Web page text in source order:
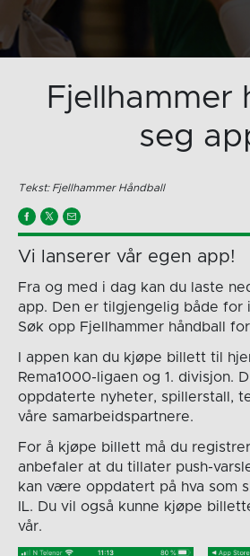
Fjellhammer
seg
Tekst: Fjellhammer Håndball
Vi lanserer vår egen app!
Fra og med i dag kan du laste
app. Den er tilgjengelig både for
Søk opp Fjellhammer håndball
I appen kan du kjøpe billett til
Rema1000-ligaen og 1. divisjon.
oppdaterte nyheter, spillerstall,
våre samarbeidspartnere.
For å kjøpe billett må du
anbefaler at du tillater push-
kan være oppdatert på hva som
IL. Du vil også kunne kjøpe
vår.